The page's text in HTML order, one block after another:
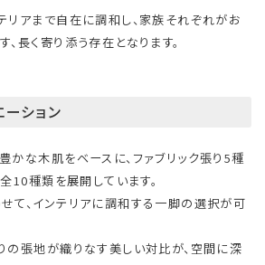
リアまで自在に調和し、家族それぞれがお
長く寄り添う存在となります。
ション
かな木肌をベースに、ファブリック張り5種
10種類を展開しています。
て、インテリアに調和する一脚の選択が可
の張地が織りなす美しい対比が、空間に深